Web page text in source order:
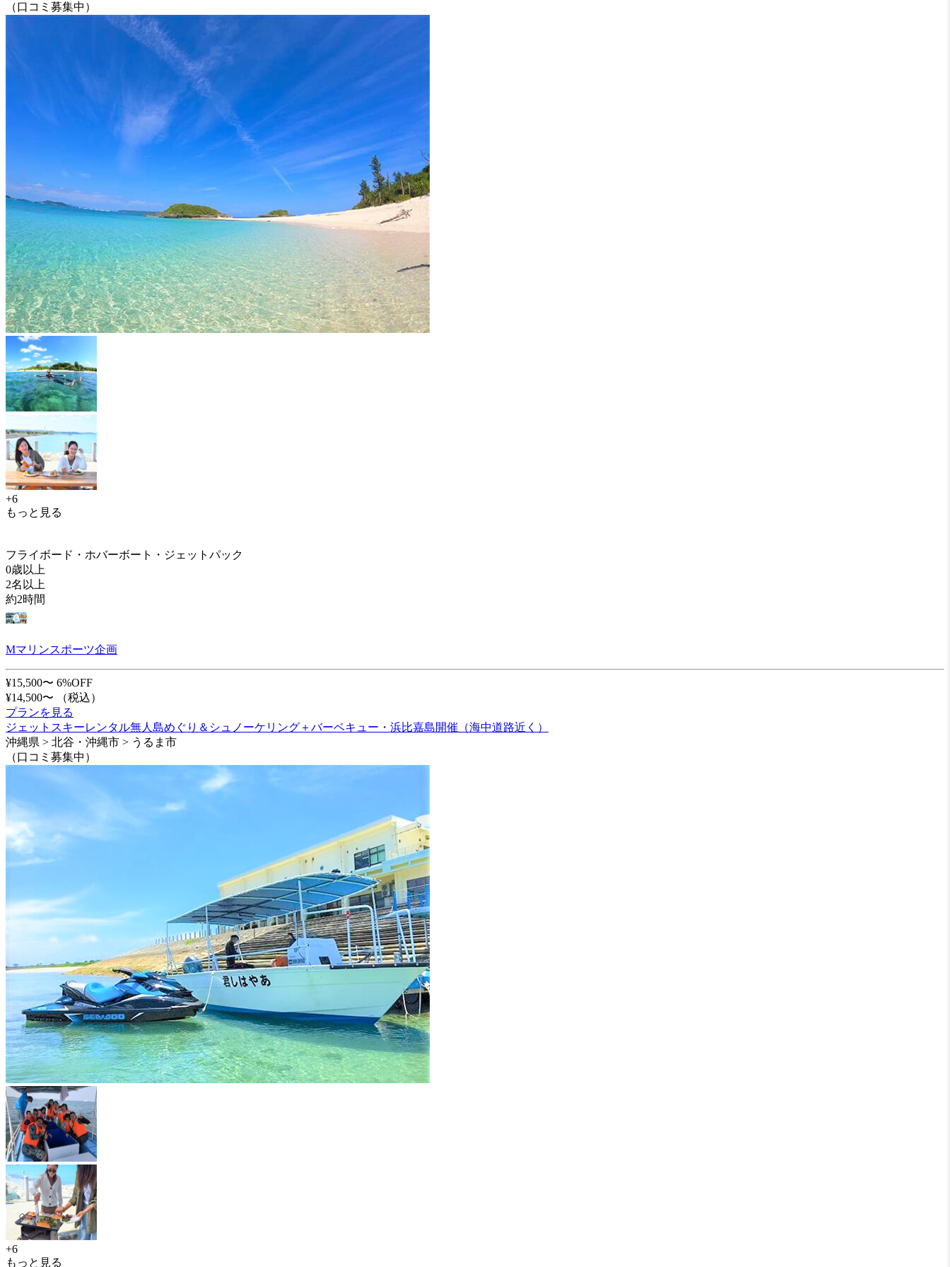
（口コミ募集中）
+6
もっと見る
フライボード・ホバーボート・ジェットパック
0歳以上
2名以上
約2時間
Mマリンスポーツ企画
¥15,500〜 6%OFF
¥14,500〜
（税込）
プランを見る
ジェットスキーレンタル無人島めぐり＆シュノーケリング＋バーベキュー・浜比嘉島開催（海中道路近く）
沖縄県 > 北谷・沖縄市 > うるま市
（口コミ募集中）
+6
もっと見る